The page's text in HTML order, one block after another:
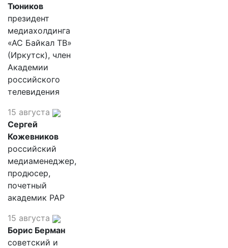
Тюников
президент
медиахолдинга
«АС Байкал ТВ»
(Иркутск), член
Академии
российского
телевидения
15 августа
Сергей
Кожевников
российский
медиаменеджер,
продюсер,
почетный
академик РАР
15 августа
Борис Берман
советский и